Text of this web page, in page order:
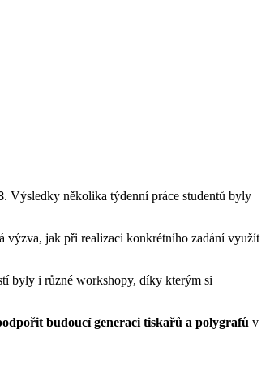
. Výsledky několika týdenní práce studentů byly
výzva, jak při realizaci konkrétního zadání využít
byly i různé workshopy, díky kterým si
budoucí generaci tiskařů a polygrafů v